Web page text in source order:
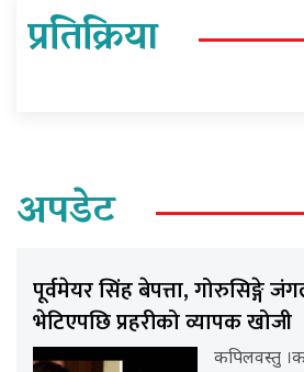
प्रतिक्रिया
अपडेट
पूर्वमेयर सिंह बेपत्ता, गोरुसिङ्गे
भेटिएपछि प्रहरीको व्यापक खोजी
कपिलवस्तु